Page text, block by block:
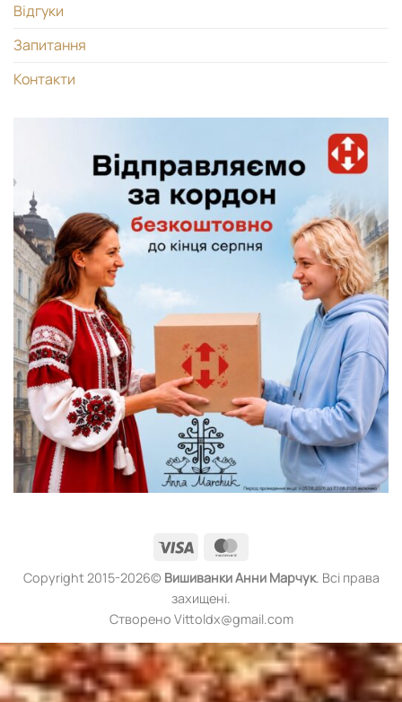
Відгуки
Запитання
Контакти
Visa
Copyright 2015-2026© ВишиванкиАнни Марчук. Всі права
захищені.
Створено Vittoldx@gmail.com